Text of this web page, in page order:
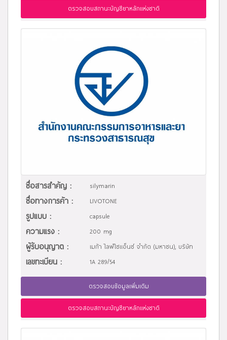
ตรวจสอบสถานะบัญชียาหลักแห่งชาติ
ชื่อสารสำคัญ : silymarin
ชื่อทางการค้า : LIVOTONE
รูปแบบ : capsule
ความแรง : 200 mg
ผู้รับอนุญาต : เมก้า ไลฟ์ไซแอ็นซ์ จำกัด (มหาชน), บริษัท
เลขทะเบียน : 1A 289/54
ตรวจสอบข้อมูลเพิ่มเติม
ตรวจสอบสถานะบัญชียาหลักแห่งชาติ